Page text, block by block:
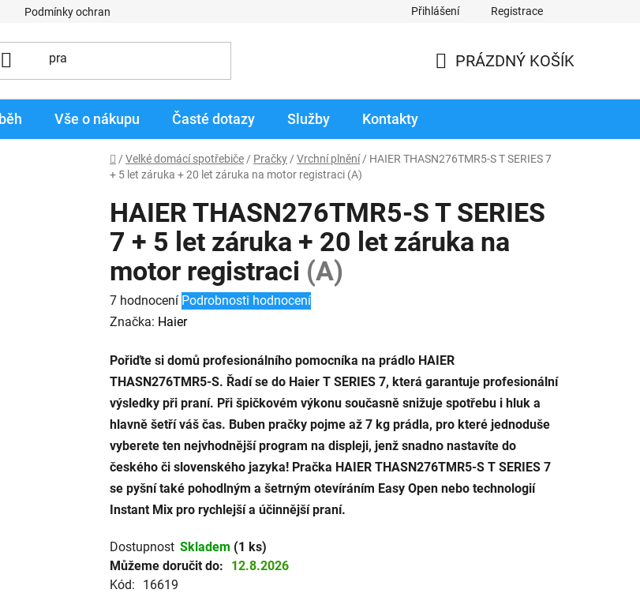
Podmínky ochrany osobních údajů Obchodní podmínky prodloužené záruky Reklamace zboží v záruční době
Přihlášení Registrace
PRÁZDNÝ KOŠÍK
Vše o nákupu Časté dotazy Služby Kontakty
Domů
/ Velké domácí spotřebiče / Pračky / Vrchní plnění / HAIER THASN276TMR5-S T SERIES 7
+ 5 let záruka + 20 let záruka na motor registraci (A)
HAIER THASN276TMR5-S T SERIES
7 + 5 let záruka + 20 let záruka na
motor registraci (A)
Průměrné
hodnocení
je
3,6
z
5
hvězdiček.
7 hodnocení Podrobnosti hodnocení
Značka: Haier
Pořiďte si domů profesionálního pomocníka na prádlo HAIER
THASN276TMR5-S. Řadí se do Haier T SERIES 7, která garantuje profesionální
výsledky při praní. Při špičkovém výkonu současně snižuje spotřebu i hluk a
hlavně šetří váš čas. Buben pračky pojme až 7 kg prádla, pro které jednoduše
vyberete ten nejvhodnější program na displeji, jenž snadno nastavíte do
českého či slovenského jazyka! Pračka HAIER THASN276TMR5-S T SERIES 7
se pyšní také pohodlným a šetrným otevíráním Easy Open nebo technologií
Instant Mix pro rychlejší a účinnější praní.
Dostupnost Skladem (1 ks)
Můžeme doručit do:
12.8.2026
Kód:
16619